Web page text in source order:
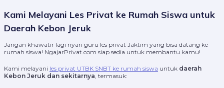
Kami Melayani Les Privat ke Rumah Siswa untuk
Daerah Kebon Jeruk
Jangan khawatir lagi nyari guru les privat Jaktim yang bisa datang ke
rumah siswa! NgajarPrivat.com siap sedia untuk membantu kamu!
Kami melayani les privat UTBK SNBT ke rumah siswa untuk daerah
Kebon Jeruk dan sekitarnya, termasuk: